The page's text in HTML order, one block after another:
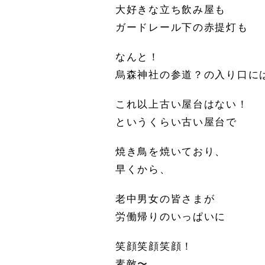
大好きな立ち飲み屋も
ガードレール下の赤提灯も
なんと！
烏森神社の参道？の入り口に
これ以上古い屋台はない！
というくらい古い屋台で
焼き鳥を焼いており、
早くから、
老中男女の皆さまが
労働帰りのいっぱいに
笑顔笑顔笑顔！